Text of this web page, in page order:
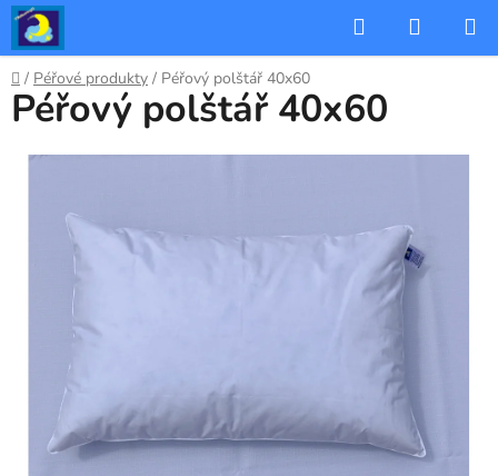
Přejít
obsah
Hledat
KOŠÍK
Domů
/ Péřové produkty / Péřový polštář 40x60
Péřový polštář 40x60